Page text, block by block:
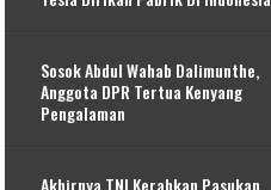
Sosok Abdul Wahab Dalimunthe,
Anggota DPR Tertua Kenyang
Pengalaman
Akhirnya TNI Kerahkan Pasukan